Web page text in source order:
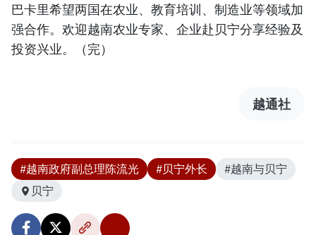
巴卡里希望两国在农业、教育培训、制造业等领域加
强合作。欢迎越南农业专家、企业赴贝宁分享经验及
投资兴业。（完）
越通社
#越南政府副总理陈流光 #贝宁外长
#越南与贝宁
贝宁